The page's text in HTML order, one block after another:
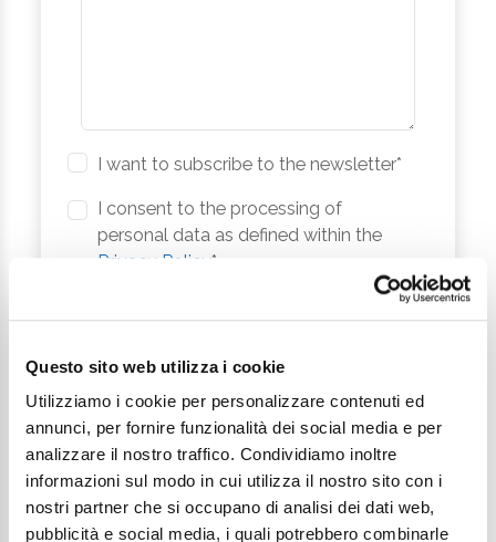
Questo sito web utilizza i cookie
Utilizziamo i cookie per personalizzare contenuti ed
annunci, per fornire funzionalità dei social media e per
analizzare il nostro traffico. Condividiamo inoltre
informazioni sul modo in cui utilizza il nostro sito con i
nostri partner che si occupano di analisi dei dati web,
pubblicità e social media, i quali potrebbero combinarle
I want to subscribe to the newsletter*
I consent to the processing of
personal data as defined within the
Privacy Policy*
Send Request